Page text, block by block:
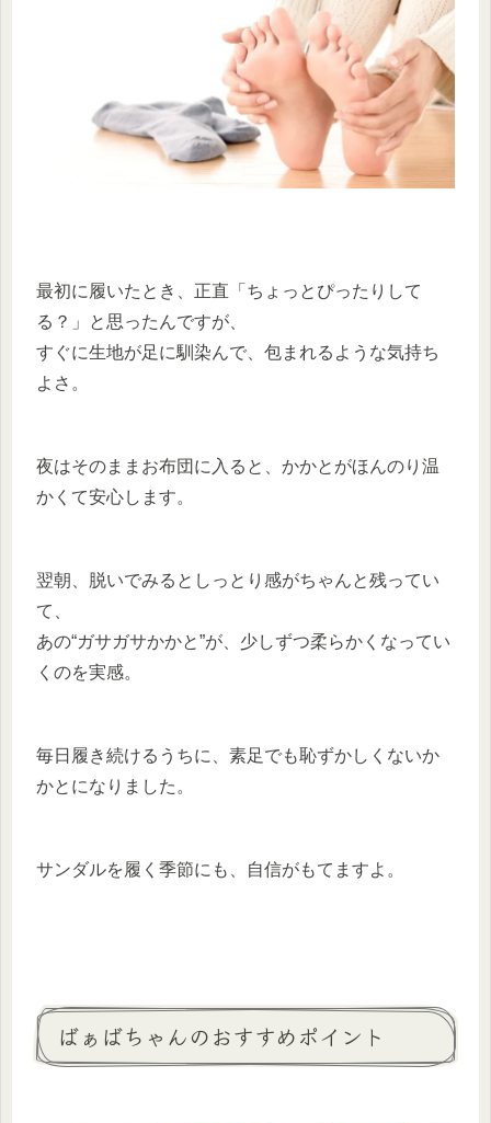
最初に履いたとき、正直「ちょっとぴったりして
る？」と思ったんですが、
すぐに生地が足に馴染んで、包まれるような気持ち
よさ。
夜はそのままお布団に入ると、かかとがほんのり温
かくて安心します。
翌朝、脱いでみるとしっとり感がちゃんと残ってい
て、
あの“ガサガサかかと”が、少しずつ柔らかくなってい
くのを実感。
毎日履き続けるうちに、素足でも恥ずかしくないか
かとになりました。
サンダルを履く季節にも、自信がもてますよ。
ばぁばちゃんのおすすめポイント